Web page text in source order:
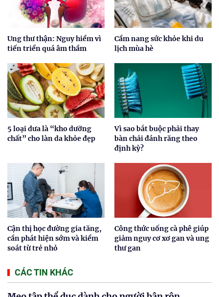
Ung thư thận: Nguy hiểm vì
tiến triển quá âm thầm
Cẩm nang sức khỏe khi du
lịch mùa hè
5 loại dưa là “kho dưỡng
chất” cho làn da khỏe đẹp
Vì sao bắt buộc phải thay
bàn chải đánh răng theo
định kỳ?
Cận thị học đường gia tăng,
cần phát hiện sớm và kiểm
soát từ trẻ nhỏ
Công thức uống cà phê giúp
giảm nguy cơ xơ gan và ung
thư gan
CÁC TIN KHÁC